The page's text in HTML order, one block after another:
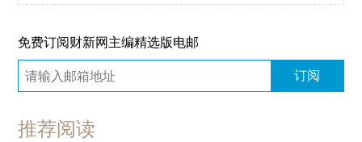
免费订阅财新网主编精选版电邮
订阅
推荐阅读